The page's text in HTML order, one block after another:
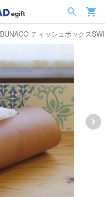
BUNACO ティッシュボックス